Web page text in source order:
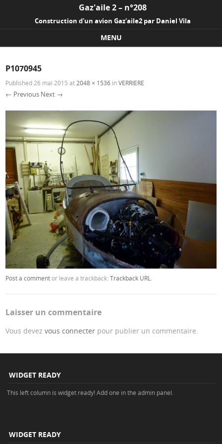
Gaz'aile 2 – n°208
Construction d'un avion Gaz'aile2 par Daniel Vila
MENU
P1070945
Published 26 mai 2015 at 2048 × 1536 inVERRIERE
← Previous Next →
Post a commentor leave a trackback:Trackback URL
Laisser un commentaire
Vous devezvous connecter pour publier un commentaire.
WIDGET READY
This left column is widget ready! Add one in the admin panel.
WIDGET READY